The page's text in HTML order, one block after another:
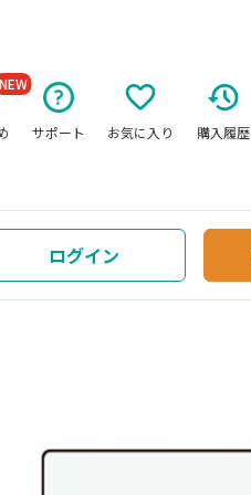
NEW
サポート お気に入り 購入履歴
ログイン